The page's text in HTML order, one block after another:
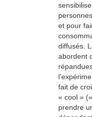
et pour
diffusés.
abordent
fait de
« cool »
prendre